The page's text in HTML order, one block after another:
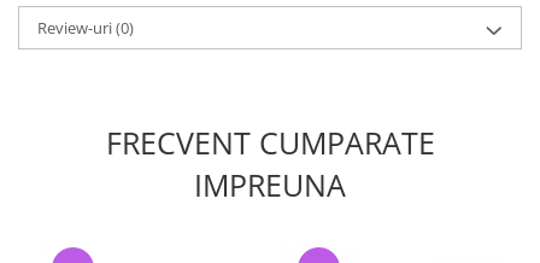
Review-uri(0)
FRECVENT CUMPARATE
IMPREUNA